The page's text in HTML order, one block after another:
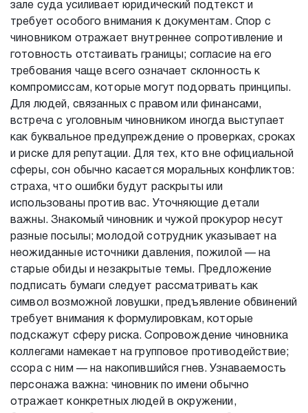
зале суда усиливает юридический подтекст и
требует особого внимания к документам. Спор с
чиновником отражает внутреннее сопротивление и
готовность отстаивать границы; согласие на его
требования чаще всего означает склонность к
компромиссам, которые могут подорвать принципы.
Для людей, связанных с правом или финансами,
встреча с уголовным чиновником иногда выступает
как буквальное предупреждение о проверках, сроках
и риске для репутации. Для тех, кто вне официальной
сферы, сон обычно касается моральных конфликтов:
страха, что ошибки будут раскрыты или
использованы против вас. Уточняющие детали
важны. Знакомый чиновник и чужой прокурор несут
разные посылы; молодой сотрудник указывает на
неожиданные источники давления, пожилой — на
старые обиды и незакрытые темы. Предложение
подписать бумаги следует рассматривать как
символ возможной ловушки, предъявление обвинений
требует внимания к формулировкам, которые
подскажут сферу риска. Сопровождение чиновника
коллегами намекает на групповое противодействие;
ссора с ним — на накопившийся гнев. Узнаваемость
персонажа важна: чиновник по имени обычно
отражает конкретных людей в окружении,